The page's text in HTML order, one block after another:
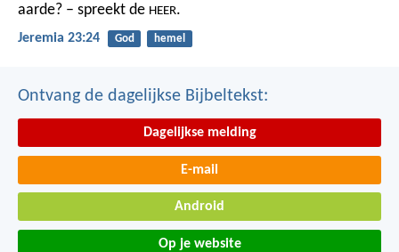
aarde? – spreekt de HEER.
Jeremia 23:24 God hemel
Ontvang de dagelijkse Bijbeltekst:
Dagelijkse melding
E-mail
Android
Op je website